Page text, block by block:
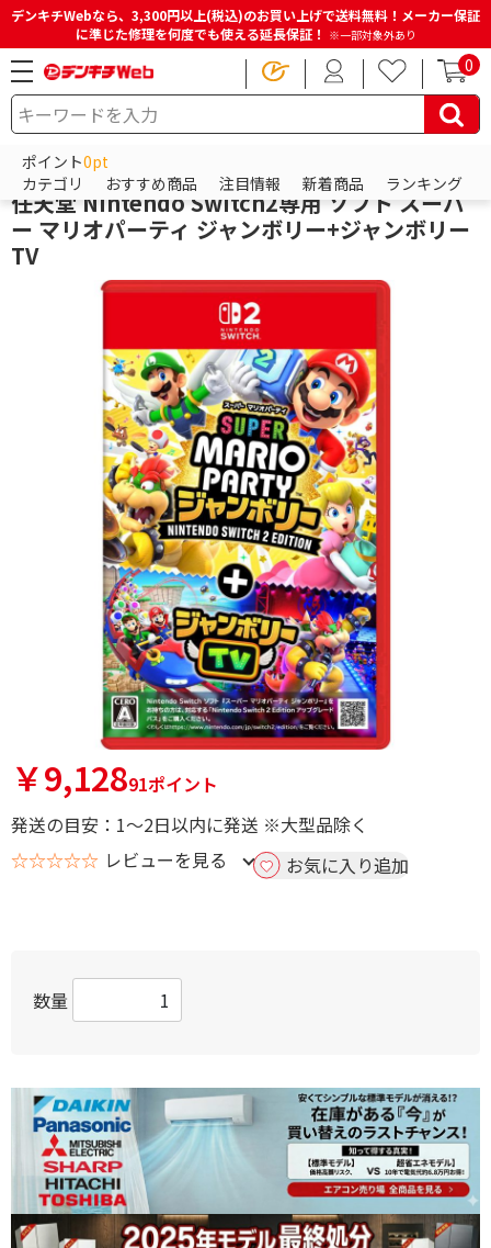
デンキチWebなら、3,300円以上(税込)のお買い上げで送料無料！メーカー保証
に準じた修理を何度でも使える延長保証！ ※一部対象外あり
0
ポイント0pt
カテゴリ
おすすめ商品 注目情報 新着商品 ランキング
HOME 商品一覧ページ ゲーム
Switchソフト（スイッチソフト）
任天堂 Nintendo Switch2専用 ソフト スーパ
ー マリオパーティ ジャンボリー+ジャンボリー
TV
￥9,12891ポイント
発送の目安：1～2日以内に発送 ※大型品除く
☆☆☆☆☆ レビューを見る お気に入り追加
数量